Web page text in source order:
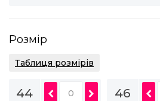
Розмір
Таблиця розмірів
44 46